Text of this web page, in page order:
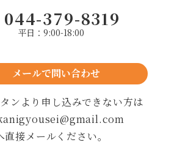
044-379-8319
平日：9:00-18:00
メールで問い合わせ
ンより申し込みできない方は
直接メールください。